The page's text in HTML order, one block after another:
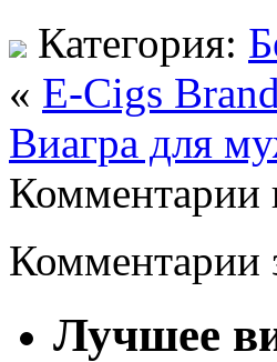
Категория:
« E-Cigs
Виагра для
Комментарии
Комментарии
Лучшее